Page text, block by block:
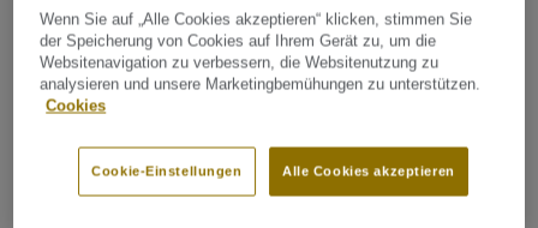
Schweißschnur für PVC-Böden
- Unicoloured LIGHT BLUE
0409
zweier PVC-Bahnen verwendet und sorgen für eine
Wenn Sie auf „Alle Cookies akzeptieren“ klicken, stimmen Sie
der Speicherung von Cookies auf Ihrem Gerät zu, um die
Websitenavigation zu verbessern, die Websitenutzung zu
analysieren und unsere Marketingbemühungen zu unterstützen.
Cookies
Alle Cookies akzeptieren
Cookie-Einstellungen